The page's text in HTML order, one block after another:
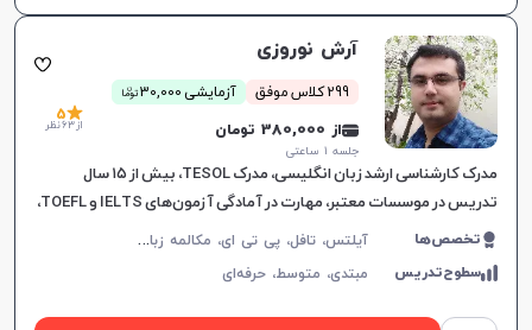
آرش نوروزی
299 کلاس موفق آزمایشی 30,000 توما
ن
از 380,000 تومان
جلسه ۱ ساعتی
5
از 63 نظر
مدرک کارشناسی ارشد زبان انگلیسی، مدرک TESOL، بیش از ۱۵ سال
تدریس در موسسات معتبر، مهارت در آمادگی آزمون‌های IELTS و TOEFL،
آموزش هدفمند برای نیازهای خاص زبان‌آموزان.
تخصص‌ها آ
یلتس، تافل، پی تی ای، مکالمه زبان انگلیسی، زبان انگلیسی عمومی، گرامر زبان انگلیسی، زبان انگلیسی تجاری، زبان انگلیسی آمریکایی، زبان انگلیسی کنکور ارشد، زبان انگلیسی کنکور دکتری، دولینگو، سلپیپ
سطوح‌تدریس مبتدی، متوسط،حرفه‌ای